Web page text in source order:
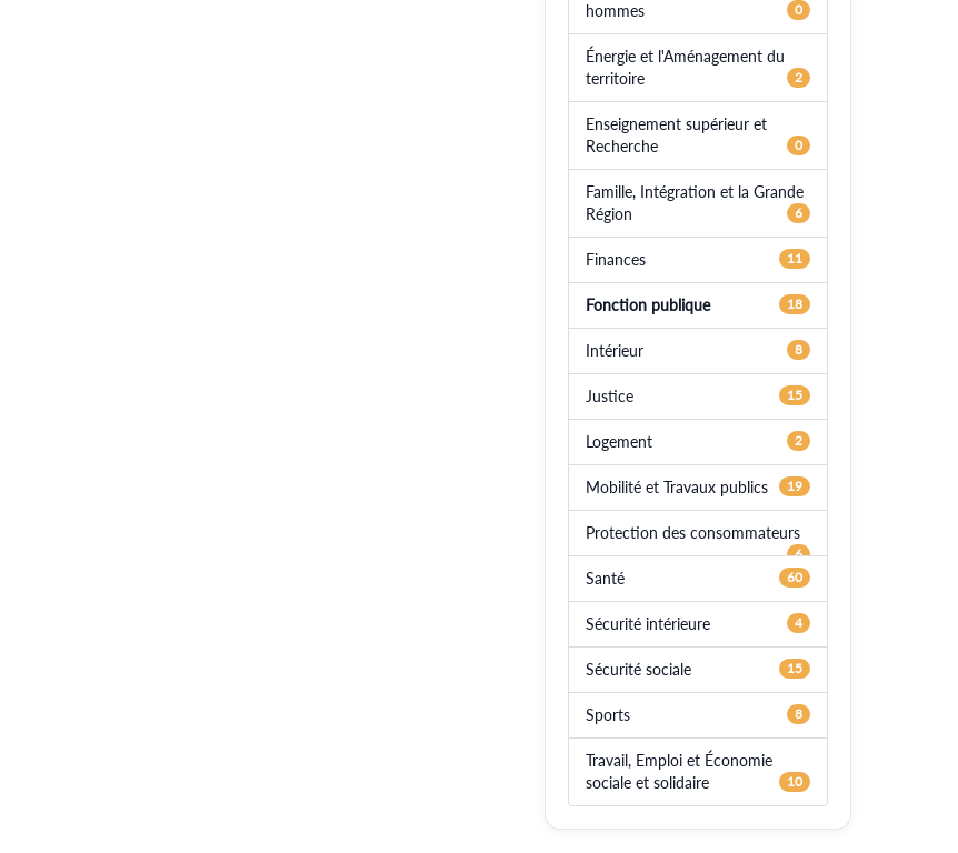
hommes
0
Énergie et l'Aménagement du
territoire
2
Enseignement supérieur et
Recherche
0
Famille, Intégration et la Grande
Région
6
Finances 11
Fonction publique 18
Intérieur 8
Justice 15
Logement 2
Mobilité et Travaux publics 19
Protection des consommateurs
6
Santé 60
Sécurité intérieure 4
Sécurité sociale 15
Sports 8
Travail, Emploi et Économie
sociale et solidaire
10